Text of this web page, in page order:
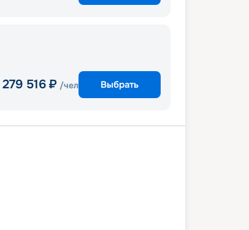
279 516 ₽ /чел Выбрать